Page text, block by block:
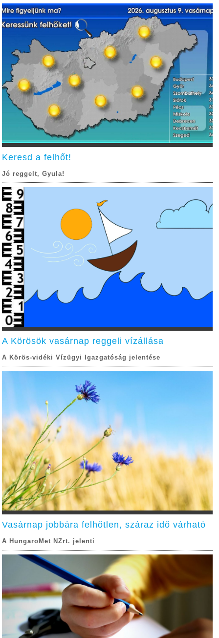
Keresd a felhőt!
Jó reggelt, Gyula!
A Körösök vasárnap reggeli vízállása
A Körös-vidéki Vízügyi Igazgatóság jelentése
Vasárnap jobbára felhőtlen, száraz idő várható
A HungaroMet NZrt. jelenti